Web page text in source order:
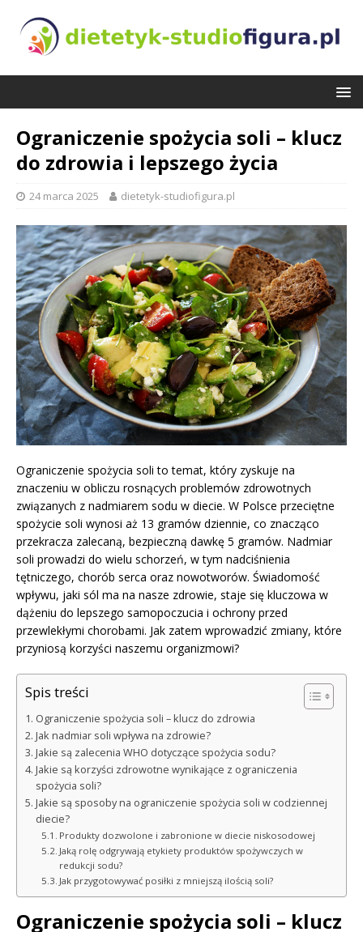
Ograniczenie spożycia soli – klucz
do zdrowia i lepszego życia
24 marca 2025 dietetyk-studiofigura.pl
Ograniczenie spożycia soli to temat, który zyskuje na
znaczeniu w obliczu rosnących problemów zdrowotnych
związanych z nadmiarem sodu w diecie. W Polsce przeciętne
spożycie soli wynosi aż 13 gramów dziennie, co znacząco
przekracza zalecaną, bezpieczną dawkę 5 gramów. Nadmiar
soli prowadzi do wielu schorzeń, w tym nadciśnienia
tętniczego, chorób serca oraz nowotworów. Świadomość
wpływu, jaki sól ma na nasze zdrowie, staje się kluczowa w
dążeniu do lepszego samopoczucia i ochrony przed
przewlekłymi chorobami. Jak zatem wprowadzić zmiany, które
przyniosą korzyści naszemu organizmowi?
Spis treści
Ograniczenie spożycia soli – klucz do zdrowia
Jak nadmiar soli wpływa na zdrowie?
Jakie są zalecenia WHO dotyczące spożycia sodu?
Jakie są korzyści zdrowotne wynikające z ograniczenia
spożycia soli?
Jakie są sposoby na ograniczenie spożycia soli w codziennej
diecie?
Produkty dozwolone i zabronione w diecie niskosodowej
Jaką rolę odgrywają etykiety produktów spożywczych w
redukcji sodu?
Jak przygotowywać posiłki z mniejszą ilością soli?
Ograniczenie spożycia soli – klucz